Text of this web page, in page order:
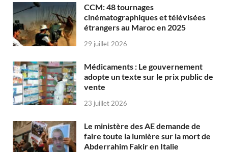
CCM: 48 tournages
cinématographiques et télévisées
étrangers au Maroc en 2025
29 juillet 2026
Médicaments : Le gouvernement
adopte un texte sur le prix public de
vente
23 juillet 2026
Le ministère des AE demande de
faire toute la lumière sur la mort de
Abderrahim Fakir en Italie